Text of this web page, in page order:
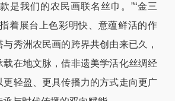
是我们的农民画联名丝巾。”“金三
着展台上色彩明快、意蕴鲜活的作
秀洲农民画的跨界共创由来已久，
载在地文脉，借非遗美学活化丝绸经
更轻盈、更具传播力的方式走向更广